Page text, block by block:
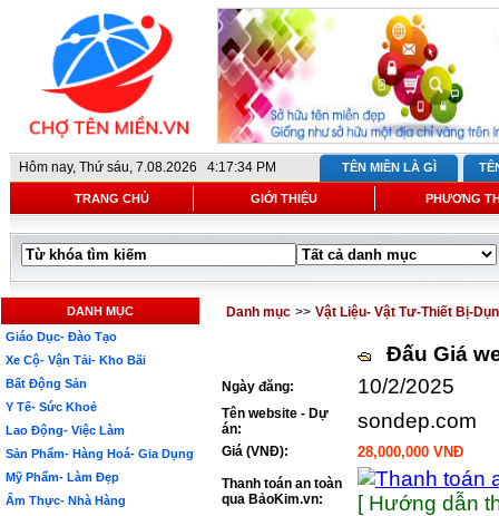
Hôm nay, Thứ sáu, 7.08.2026 4:17:34 PM TÊN MIỀN LÀ GÌ
TRANG CHỦ GIỚI THIỆU PHƯƠNG
DANH MỤC
Giáo Dục- Đào Tạo
Xe Cộ- Vận Tải- Kho Bãi
Bất Động Sản
Y Tế- Sức Khoẻ
Lao Động- Việc Làm
Sản Phẩm- Hàng Hoá- Gia Dụng
Mỹ Phẩm- Làm Đẹp
Ẩm Thực- Nhà Hàng
Danh mục >> Vật Liệu- Vật Tư-Thiết Bị-
Đấu Giá
Ngày đăng: 10/2/2025
Tên website - Dự
án:
sondep.com
Giá (VNĐ): 28,000,000 VNĐ
Thanh toán an toàn
qua BảoKim.vn:
[ Hướng dẫn